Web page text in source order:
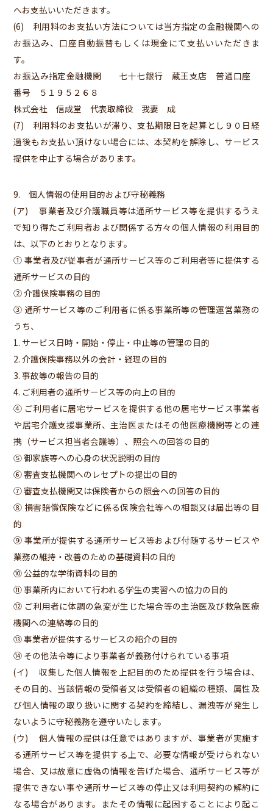
へお支払いいただきます。
(6) 利用料のお支払い方法については当方指定の金融機関への
お振込み、口座自動振替もしくは現金にて支払いいただきま
す。
お振込み指定金融機関 七十七銀行 蔵王支店 普通口座
番号 ５１９５２６８
株式会社 信成堂 代表取締役 我妻 成
(7) 利用料のお支払いが滞り、支払期限日を起算とし９０日経
過後もお支払い頂けない場合には、本契約を解除し、サービス
提供を中止する場合があります。
9. 個人情報の使用目的および守秘義務
(ア) 事業者及び介護職員等は通所サービス等を提供するうえ
で知り得たご利用者および関係する方々の個人情報の利用目的
は、以下のとおりとなります。
① 事業者及び従事者が通所サービス等のご利用者等に提供する
通所サービスの目的
② 介護保険事務の目的
③ 通所サービス等のご利用者に係る事業所等の管理運営業務の
うち、
1. サービス日時・開始・停止・中止等の管理の目的
2. 介護保険事務以外の会計・経理の目的
3. 事故等の報告の目的
4. ご利用者の通所サービス等の向上の目的
④ ご利用者に居宅サービスを提供する他の居宅サービス事業者
や居宅介護支援事業所、主治医またはその他医療機関等との連
携（サービス担当者会議等）、照会への回答の目的
⑤ 御家族等への心身の状況説明の目的
⑥ 審査支払機関へのレセプトの提出の目的
⑦ 審査支払機関又は保険者からの照会への回答の目的
⑧ 損害賠償保険などに係る保険会社等への相談又は届出等の目
的
⑨ 事業所が提供する通所サービス等および付随するサービスや
業務の維持・改善のための基礎資料の目的
⑩ 公益的な学術資料の目的
⑪ 事業所内において行われる学生の実習への協力の目的
⑫ ご利用者に体調の急変が生じた場合等の主治医及び救急医療
機関への連絡等の目的
⑬ 事業者が提供するサービスの紹介の目的
⑭ その他法令等により事業者が義務付けられている事項
(イ) 収集した個人情報を上記目的のため提供を行う場合は、
その目的、当該情報の受領者又は受領者の組織の種類、属性及
び個人情報の取り扱いに関する契約を締結し、漏洩等が発生し
ないように守秘義務を遵守いたします。
(ウ) 個人情報の提供は任意ではありますが、事業者が実施す
る通所サービス等を提供する上で、必要な情報が受けられない
場合、又は故意に虚偽の情報を告げた場合、通所サービス等が
提供できない事や通所サービス等の停止又は利用契約の解約に
なる場合があります。またその情報に起因することにより起こ